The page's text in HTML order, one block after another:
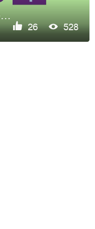
Дефлопе. Битва за холодильник | Настольная игра
26 528